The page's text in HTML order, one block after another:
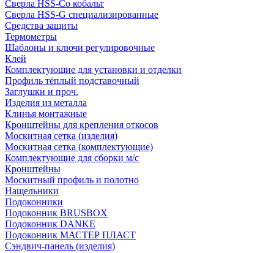
Сверла HSS-Co кобальт
Сверла HSS-G специализированные
Средства защиты
Термометры
Шаблоны и ключи регулировочные
Клей
Комплектующие для установки и отделки
Профиль тёплый подставочный
Заглушки и проч.
Изделия из металла
Клинья монтажные
Кронштейны для крепления откосов
Москитная сетка (изделия)
Москитная сетка (комплектующие)
Комплектующие для сборки м/с
Кронштейны
Москитный профиль и полотно
Нащельники
Подоконники
Подоконник BRUSBOX
Подоконник DANKE
Подоконник МАСТЕР ПЛАСТ
Сэндвич-панель (изделия)